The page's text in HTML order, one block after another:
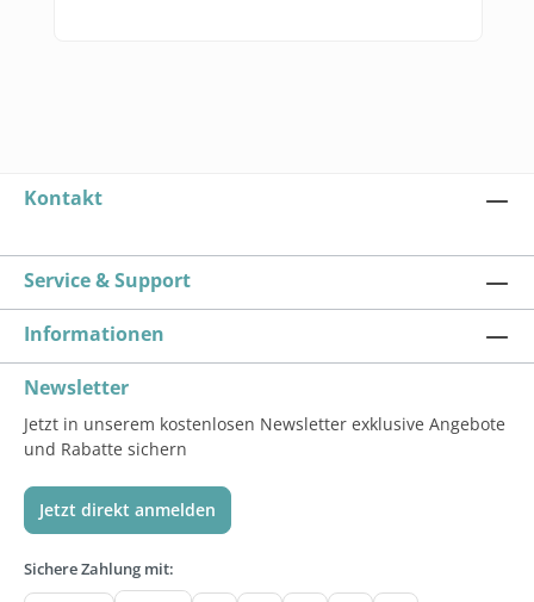
Kontakt
Service & Support
Informationen
Newsletter
Jetzt in unserem kostenlosen Newsletter exklusive Angebote
und Rabatte sichern
Jetzt direkt anmelden
Sichere Zahlung mit: